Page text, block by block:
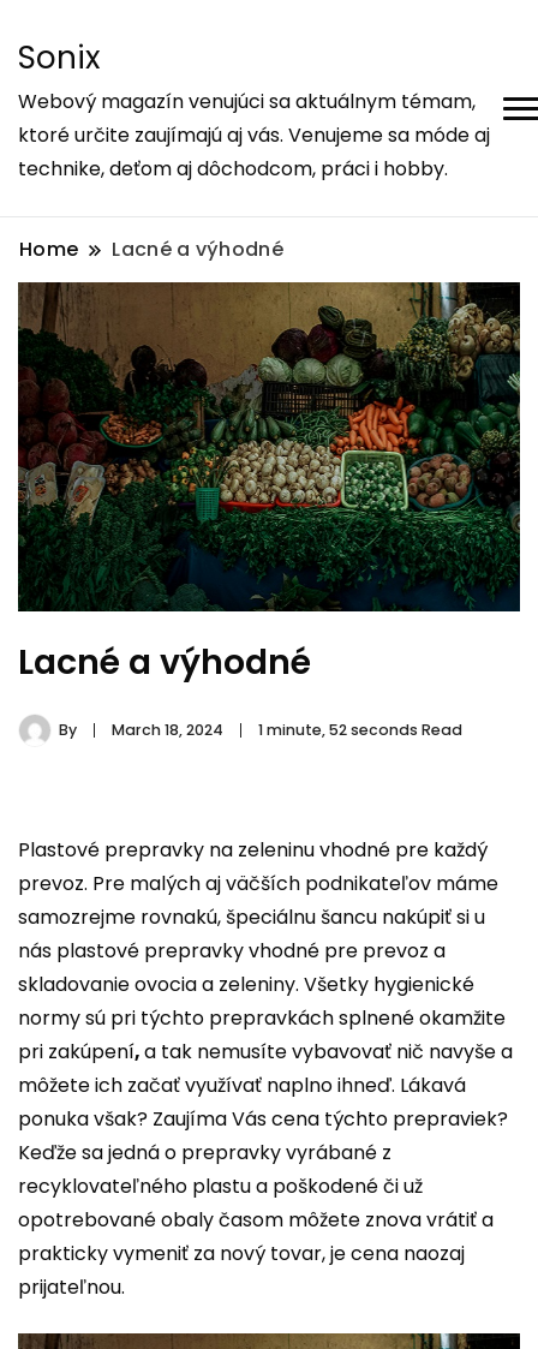
Sonix
Webový magazín venujúci sa aktuálnym témam,
ktoré určite zaujímajú aj vás. Venujeme sa móde aj
technike, deťom aj dôchodcom, práci i hobby.
Home Lacné a výhodné
Lacné a výhodné
By March 18, 2024 1 minute, 52 seconds Read
Plastové prepravky na zeleninuvhodné pre každý
prevoz. Pre malých aj väčších podnikateľov máme
samozrejme rovnakú, špeciálnu šancu nakúpiť si u
nás plastové prepravky vhodné pre prevoz a
skladovanie ovocia a zeleniny. Všetky hygienické
normy sú pri týchto prepravkách splnené okamžite
pri zakúpení,a tak nemusíte vybavovať nič navyše a
môžete ich začať využívať naplno ihneď. Lákavá
ponuka však? Zaujíma Vás cena týchto prepraviek?
Keďže sa jedná o prepravky vyrábané z
recyklovateľného plastu a poškodené či už
opotrebované obaly časom môžete znova vrátiť a
prakticky vymeniť za nový tovar, je cena naozaj
prijateľnou.